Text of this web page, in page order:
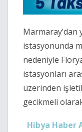
Marmaray’dan
istasyonunda
nedeniyle
istasyonları
üzerinden
gecikmeli
Hibya Haber